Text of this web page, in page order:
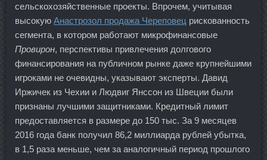
сельскохозяйственные проекты. Впрочем, учитывая
высокую Анастрозол продажа Череповец рискованность
сегмента, в котором работают микрофинансовые
Провирон, перспективы привлечения долгового
финансирования на публичном рынке даже крупнейшими
игроками не очевидны, указывают эксперты. Давид
Иржичек из Чехии и Людвиг Янссон из Швеции были
признаны лучшими защитниками. Кредитный лимит
предоставляется в размере до 150 тыс. За 9 месяцев
2016 года банк получил 86,2 миллиарда рублей убытка,
в 1,5 раза меньше, чем за аналогичный период прошлого